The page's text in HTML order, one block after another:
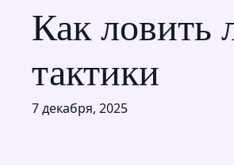
Как ловить
тактики
7 декабря, 2025